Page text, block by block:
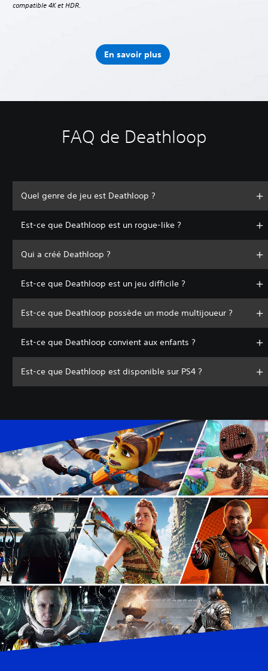
compatible 4K et HDR.
En savoir plus
FAQ de Deathloop
Quel genre de jeu est Deathloop ?
Est-ce que Deathloop est un rogue-like ?
Qui a créé Deathloop ?
Est-ce que Deathloop est un jeu difficile ?
Est-ce que Deathloop possède un mode multijoueur ?
Est-ce que Deathloop convient aux enfants ?
Est-ce que Deathloop est disponible sur PS4 ?